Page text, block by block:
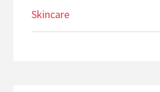
Skincare